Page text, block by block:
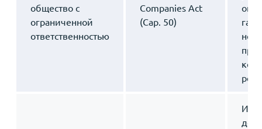
общество с
ограниченной
ответственностью
Companies Act
(Cap. 50)
при